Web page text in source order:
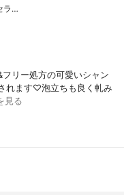
ラ…
リー処方の可愛いシャン
れます♡泡立ちも良く軋み
見る